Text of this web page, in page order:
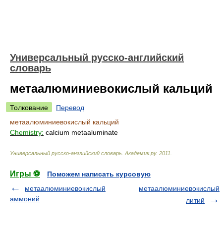
Универсальный русско-английский
словарь
метаалюминиевокислый кальций
Толкование
Перевод
метаалюминиевокислый кальций
Chemistry: calcium metaaluminate
Универсальный русско-английский словарь Академик.ру. 2011
Игры ⚽
Поможем написать курсовую
метаалюминиевокислый
аммоний
метаалюминиевокислый
литий